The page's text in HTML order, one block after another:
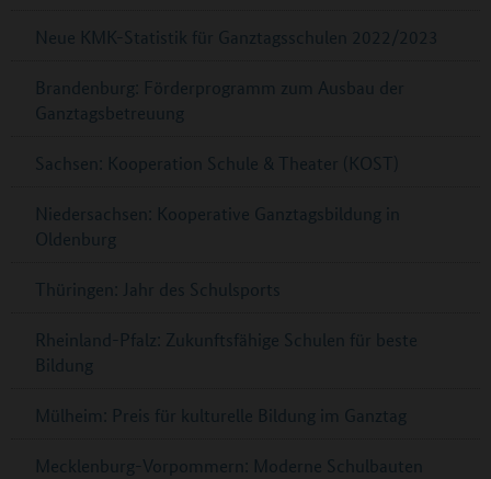
Neue KMK-Statistik für Ganztagsschulen 2022/2023
Brandenburg: Förderprogramm zum Ausbau der
Ganztagsbetreuung
Sachsen: Kooperation Schule & Theater (KOST)
Niedersachsen: Kooperative Ganztagsbildung in
Oldenburg
Thüringen: Jahr des Schulsports
Rheinland-Pfalz: Zukunftsfähige Schulen für beste
Bildung
Mülheim: Preis für kulturelle Bildung im Ganztag
Mecklenburg-Vorpommern: Moderne Schulbauten